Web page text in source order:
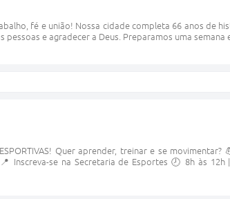
fé e união! Nossa cidade completa 66 anos de
e agradecer a Deus. Preparamos uma semana
ESPORTIVAS! Quer aprender, treinar e se
Inscreva-se na Secretaria de Esportes 🕗 8h às